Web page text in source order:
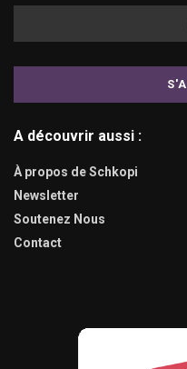
A découvrir aussi :
À propos de Schkopi
Newsletter
Soutenez Nous
Contact